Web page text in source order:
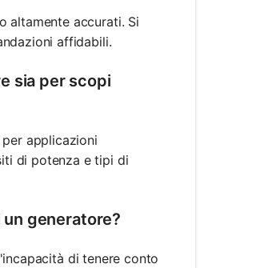
altamente accurati. Si
affidabili.
sia per scopi
applicazioni
di potenza e tipi di
generatore?
di tenere conto